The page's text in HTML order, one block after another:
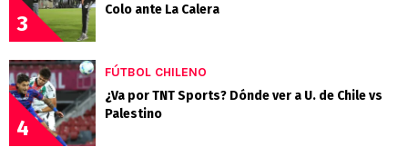
3
Colo ante La Calera
4
FÚTBOL CHILENO
¿Va por TNT Sports? Dónde ver a U. de Chile vs
Palestino